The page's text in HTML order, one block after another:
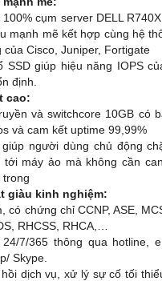
cụm server DELL
mạnh mẽ kết hợp cùng hệ
của Cisco, Juniper, Fortigate
SSD giúp hiệu năng IOPS
định.
cao:
và switchcore 10GB có
và cam kết uptime 99,99%
người dùng chủ động
máy ảo mà không cần
trong
giàu kinh nghiệm:
có chứng chỉ CCNP, ASE,
RHCSS, RHCA,…
7/365 thông qua hotline,
Skype.
dịch vụ, xử lý sự cố tối